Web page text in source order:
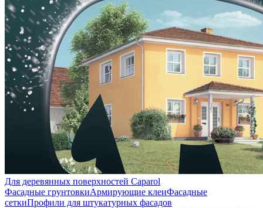
Для деревянных поверхностей Caparol
Фасадные грунтовкиАрмирующие клеиФасадные
сеткиПрофили для штукатурных фасадов